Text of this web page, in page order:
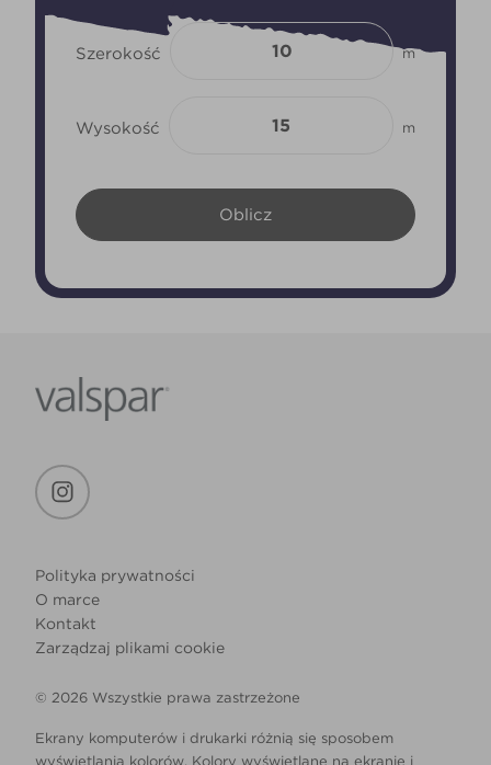
Szerokość m
Wysokość m
Polityka prywatności
O marce
Kontakt
Zarządzaj plikami cookie
© 2026 Wszystkie prawa zastrzeżone
Ekrany komputerów i drukarki różnią się sposobem
wyświetlania kolorów. Kolory wyświetlane na ekranie i